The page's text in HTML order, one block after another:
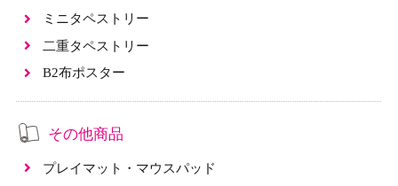
ミニタペストリー
二重タペストリー
B2布ポスター
その他商品
プレイマット・マウスパッド